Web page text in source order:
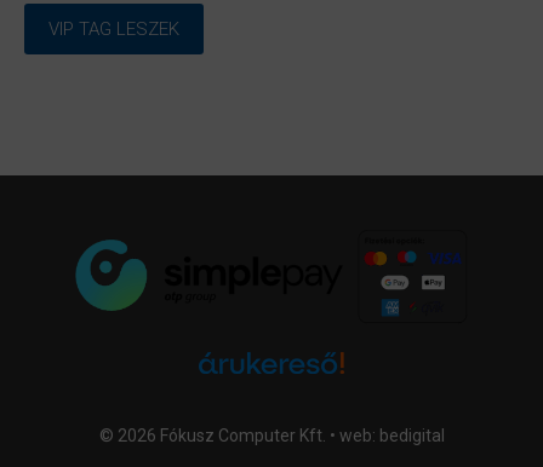
VIP TAG LESZEK
© 2026 Fókusz Computer Kft. • web: bedigital